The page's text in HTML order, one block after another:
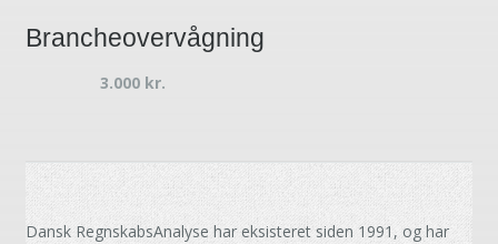
Brancheovervågning
3.000 kr.
Dansk RegnskabsAnalyse har eksisteret siden 1991, og har